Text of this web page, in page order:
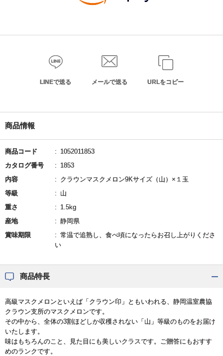
LINEで送る メールで送る URLをコピー
商品情報
商品コード
1052011853
カタログ番号
1853
内容
クラウンマスクメロン9Kサイズ（山）×１玉
等級
山
重さ
1.5kg
産地
静岡県
賞味期限
常温で追熟し、食べ頃になったらお召し上がりくださ
い
商品特長
高級マスクメロンといえば「クラウン印」ともいわれる、静岡温室農協
クラウン支所のマスクメロンです。
その中から、全体の3割ほどしか収穫されない「山」等級のものをお届け
いたします。
味はもちろんのこと、見た目にも美しいクラスです。ご贈答にもおすす
めのランクです。